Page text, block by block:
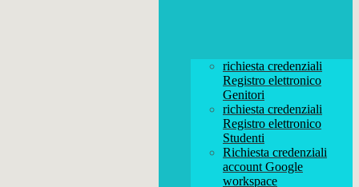
richiesta credenziali
Registro elettronico
Genitori
richiesta credenziali
Registro elettronico
Studenti
Richiesta credenziali
account Google
workspace